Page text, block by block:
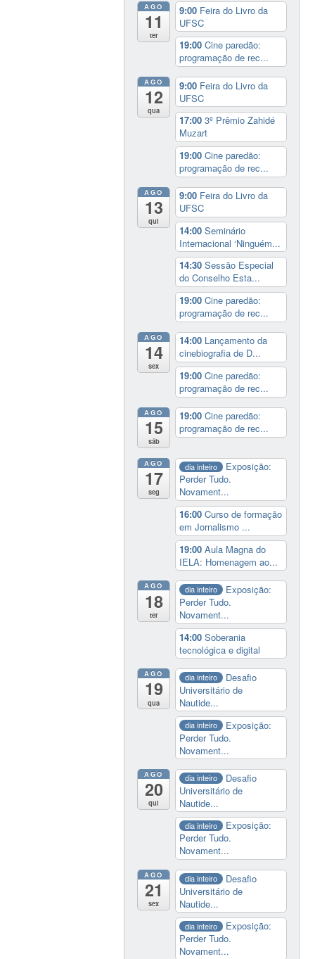
AGO
11
ter
9:00 Feira do Livro da
UFSC
19:00Cine paredão:
programação de rec...
AGO
12
qua
9:00 Feira do Livro da
UFSC
17:003º Prêmio Zahidé
Muzart
19:00Cine paredão:
programação de rec...
AGO
13
qui
9:00 Feira do Livro da
UFSC
14:00Seminário
Internacional ‘Ninguém...
14:30Sessão Especial
do Conselho Esta...
19:00Cine paredão:
programação de rec...
AGO
14
sex
14:00 Lançamento da
cinebiografia de D...
19:00Cine paredão:
programação de rec...
AGO
15
sáb
19:00Cine paredão:
programação de rec...
AGO
17
seg
dia inteiro
Exposição:
Perder Tudo.
Novament...
16:00Curso de formação
em Jornalismo ...
19:00Aula Magna do
IELA: Homenagem ao...
AGO
18
ter
dia inteiro
Exposição:
Perder Tudo.
Novament...
14:00Soberania
tecnológica e digital
AGO
19
qua
dia inteiro
Desafio
Universitário de
Nautide...
dia inteiro
Exposição:
Perder Tudo.
Novament...
AGO
20
qui
dia inteiro
Desafio
Universitário de
Nautide...
dia inteiro
Exposição:
Perder Tudo.
Novament...
AGO
21
sex
dia inteiro
Desafio
Universitário de
Nautide...
dia inteiro
Exposição:
Perder Tudo.
Novament...